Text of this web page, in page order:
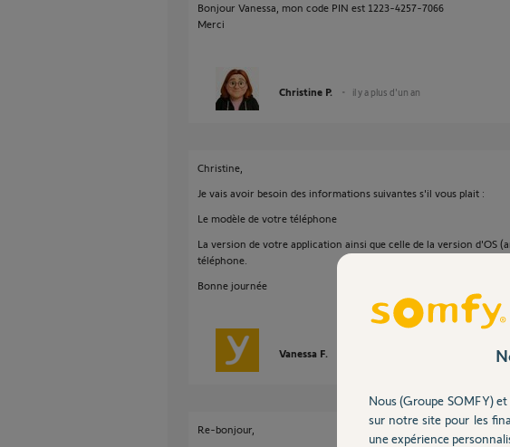
Bonjour Vanessa, mon code PIN est 1223-4257-7066
Merci
Christine P. il y a plus d'un an
Christine,
Je vais avoir besoin des informations suivantes s'il vous plait :
Le modèle de votre téléphone
La version de votre application ainsi que celle de la version d'OS
téléphone.
Bonne journée
Vanessa F.
Re-bonjour,
Nous (Groupe SOMFY)
sur notre site pour les
une expérience